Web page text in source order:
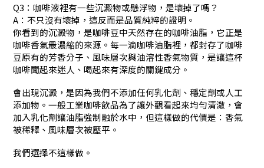
Q3：咖啡液裡有一些沉澱物或懸浮物，是壞掉了嗎？
A：不只沒有壞掉，這反而是品質純粹的證明。
你看到的沉澱物，是咖啡豆中天然存在的咖啡油脂，它正是
咖啡香氣最濃縮的來源。每一滴咖啡油脂裡，都封存了咖啡
豆原有的芳香分子、風味層次與油溶性香氣物質，是讓這杯
咖啡聞起來迷人、喝起來有深度的關鍵成分。
會出現沉澱，是因為我們不添加任何乳化劑、穩定劑或人工
添加物。一般工業咖啡飲品為了讓外觀看起來均勻清澈，會
加入乳化劑讓油脂強制融於水中，但這樣做的代價是：香氣
被稀釋、風味層次被壓平。
我們選擇不這樣做。